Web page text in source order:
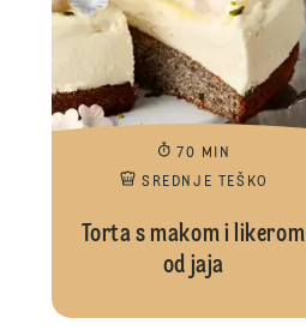
70 MIN
SREDNJE TEŠKO
Torta s makom i likerom
od jaja